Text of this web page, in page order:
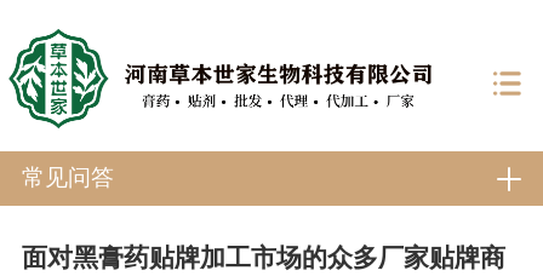
常见问答
面对黑膏药贴牌加工市场的众多厂家贴牌商